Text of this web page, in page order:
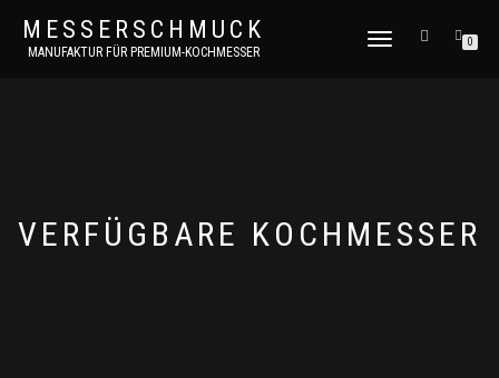
MESSERSCHMUCK
MANUFAKTUR FÜR PREMIUM-KOCHMESSER
NAVIGATION
0
VERFÜGBARE KOCHMESSER